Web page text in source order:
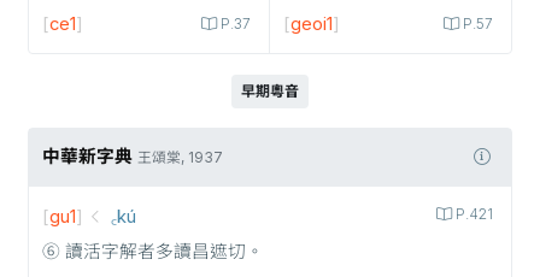
P.37
[ce1] P.57
[geoi1]
早期粵音
中華新字典 王頌棠, 1937
P.421
[gu1] ꜀kú
⑥ 讀活字解者多讀昌遮切。